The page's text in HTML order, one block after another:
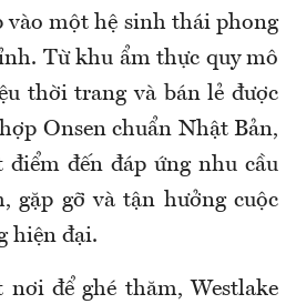
vào một hệ sinh thái phong
Từ khu ẩm thực quy mô
thời trang và bán lẻ được
Onsen chuẩn Nhật Bản,
đến đáp ứng nhu cầu
gặp gỡ và tận hưởng cuộc
hiện đại.
để ghé thăm, Westlake